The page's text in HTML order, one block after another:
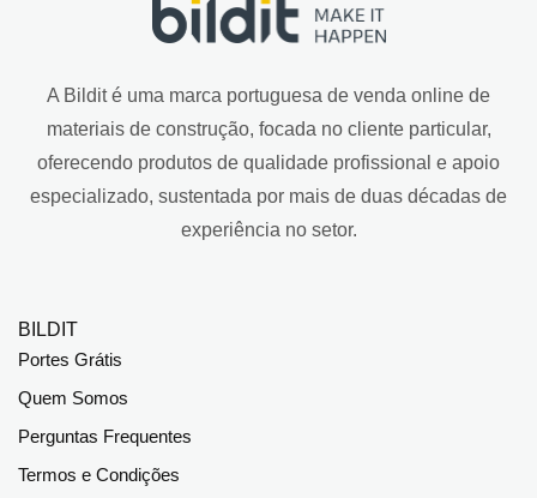
A Bildit é uma marca portuguesa de venda online de
materiais de construção, focada no cliente particular,
oferecendo produtos de qualidade profissional e apoio
especializado, sustentada por mais de duas décadas de
experiência no setor.
BILDIT
Portes Grátis
Quem Somos
Perguntas Frequentes
Termos e Condições